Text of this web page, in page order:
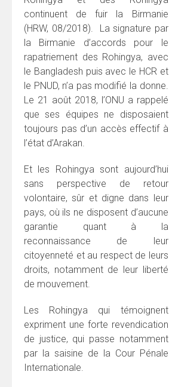
continuent de fuir la Birmanie
(HRW, 08/2018). La signature par
la Birmanie d’accords pour le
rapatriement des Rohingya, avec
le Bangladesh puis avec le HCR et
le PNUD, n’a pas modifié la donne.
Le 21 août 2018, l’ONU a rappelé
que ses équipes ne disposaient
toujours pas d’un accès effectif à
l’état d’Arakan.
Et les Rohingya sont aujourd’hui
sans perspective de retour
volontaire, sûr et digne dans leur
pays, où ils ne disposent d’aucune
garantie quant à la
reconnaissance de leur
citoyenneté et au respect de leurs
droits, notamment de leur liberté
de mouvement.
Les Rohingya qui témoignent
expriment une forte revendication
de justice, qui passe notamment
par la saisine de la Cour Pénale
Internationale.